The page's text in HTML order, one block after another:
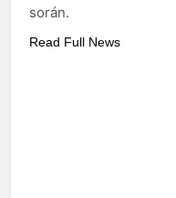
során.
Read Full News